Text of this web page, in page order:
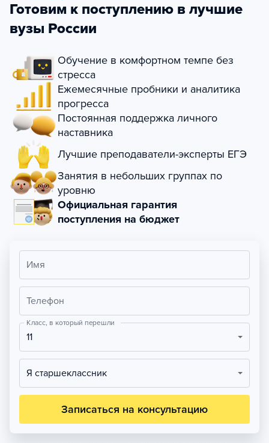
Готовим к поступлению в лучшие
вузы России
Обучение в комфортном темпе без
стресса
Ежемесячные пробники и аналитика
прогресса
Постоянная поддержка личного
наставника
Лучшие преподаватели-эксперты ЕГЭ
Занятия в небольших группах по
уровню
Официальная гарантия
поступления на бюджет
Имя
Телефон
Класс, в который перешли
11
Я старшеклассник
Записаться на консультацию